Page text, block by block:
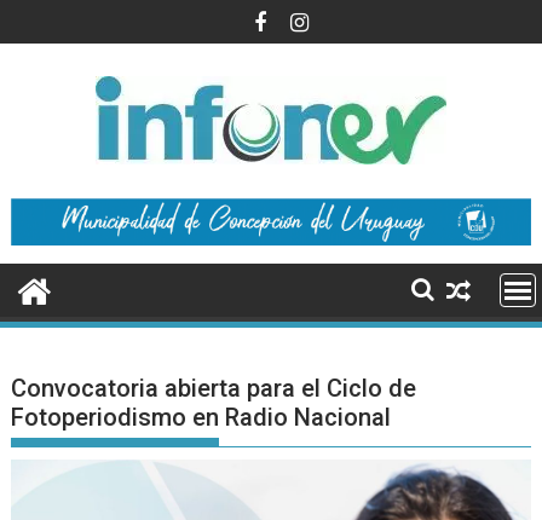
al
Convocatoria abierta para el Ciclo de
Fotoperiodismo en Radio Nacional